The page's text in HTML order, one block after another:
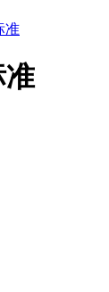
准
准